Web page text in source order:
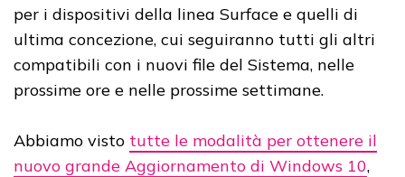
per i dispositivi della linea Surface e quelli di
ultima concezione, cui seguiranno tutti gli altri
compatibili con i nuovi file del Sistema, nelle
prossime ore e nelle prossime settimane.
Abbiamo visto tutte le modalità per ottenere il
nuovo grande Aggiornamento di Windows 10,